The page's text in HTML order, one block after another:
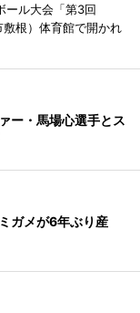
ール大会「第3回
根）体育館で開かれ
ー・馬場心選手とス
ガメが6年ぶり産